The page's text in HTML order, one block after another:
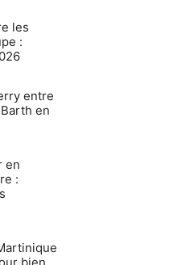
les
:
entre
en
en
: